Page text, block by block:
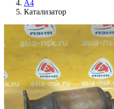
A4
Катализатор